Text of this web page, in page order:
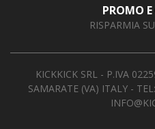
PROMO
RISPARMIA
KICKKICK SRL - P.IVA
SAMARATE (VA) ITALY - TEL: